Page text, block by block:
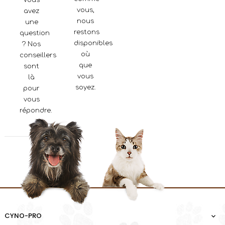
avez
une
question
? Nos
conseillers
sont
là
pour
vous
répondre.
vous,
nous
restons
disponibles
où
que
vous
soyez.
CYNO-PRO 